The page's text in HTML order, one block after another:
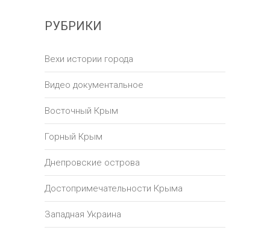
РУБРИКИ
Вехи истории города
Видео документальное
Восточный Крым
Горный Крым
Днепровские острова
Достопримечательности Крыма
Западная Украина